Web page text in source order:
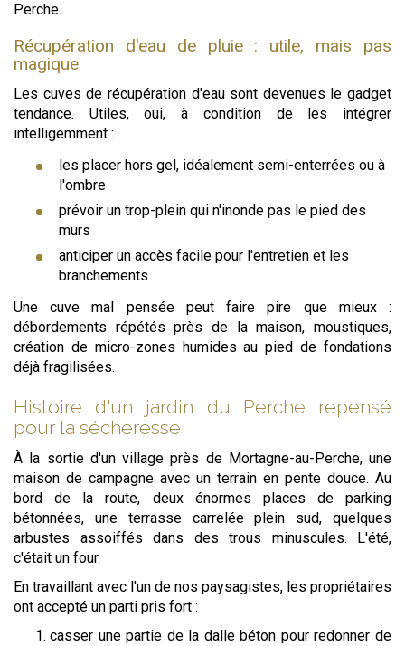
Perche.
Récupération d'eau de pluie : utile, mais pas
magique
Les cuves de récupération d'eau sont devenues le gadget
tendance. Utiles, oui, à condition de les intégrer
intelligemment :
les placer hors gel, idéalement semi-enterrées ou à
l'ombre
prévoir un trop-plein qui n'inonde pas le pied des
murs
anticiper un accès facile pour l'entretien et les
branchements
Une cuve mal pensée peut faire pire que mieux :
débordements répétés près de la maison, moustiques,
création de micro-zones humides au pied de fondations
déjà fragilisées.
Histoire d'un jardin du Perche repensé
pour la sécheresse
À la sortie d'un village près de Mortagne-au-Perche, une
maison de campagne avec un terrain en pente douce. Au
bord de la route, deux énormes places de parking
bétonnées, une terrasse carrelée plein sud, quelques
arbustes assoiffés dans des trous minuscules. L'été,
c'était un four.
En travaillant avec l'un de nos paysagistes, les propriétaires
ont accepté un parti pris fort :
casser une partie de la dalle béton pour redonner de